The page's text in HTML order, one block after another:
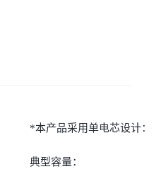
*本产品采用单电芯设计：
典型容量：